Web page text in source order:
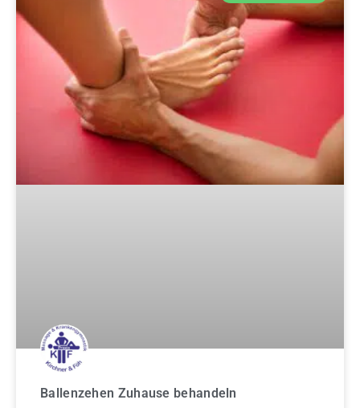
Ballenzehen Zuhause behandeln